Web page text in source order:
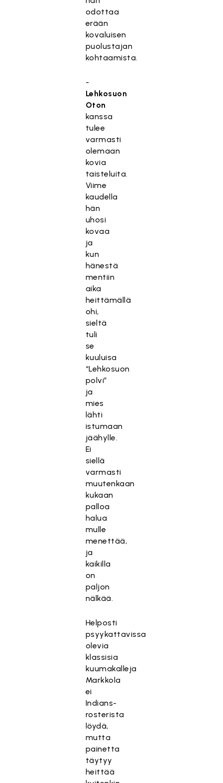
odottaa
erään
kovaluisen
puolustajan
kohtaamista.
-
Lehkosuon
Oton
kanssa
tulee
varmasti
olemaan
kovia
taisteluita.
Viime
kaudella
hän
uhosi
kovaa
ja
kun
hänestä
mentiin
aika
heittämällä
ohi,
sieltä
tuli
se
kuuluisa
“Lehkosuon
polvi”
ja
mies
lähti
istumaan
jäähylle.
Ei
siellä
varmasti
muutenkaan
kukaan
palloa
halua
mulle
menettää,
ja
kaikilla
on
paljon
nälkää.
Helposti
psyykattavissa
olevia
klassisia
kuumakalleja
Markkola
ei
Indians-
rosterista
löydä,
mutta
painetta
täytyy
heittää